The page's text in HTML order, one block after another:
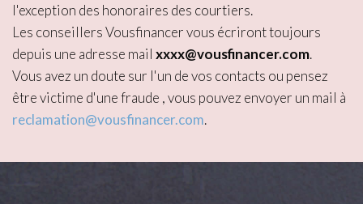
l'exception des honoraires des courtiers.
Les conseillers Vousfinancer vous écriront toujours
depuis une adresse mail xxxx@vousfinancer.com.
Vous avez un doute sur l'un de vos contacts ou pensez
être victime d'une fraude , vous pouvez envoyer un mail à
reclamation@vousfinancer.com.